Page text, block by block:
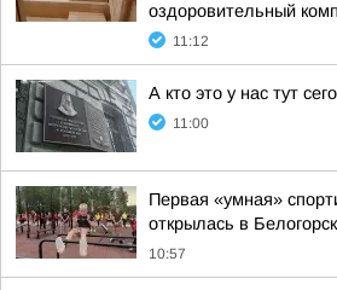
оздоровительный
11:12
А кто это у нас тут
11:00
Первая «умная»
открылась в
10:57